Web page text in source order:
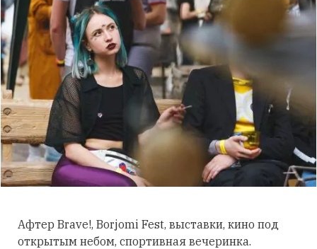
Афтер Brave!, Borjomi Fest, выставки, кино под
открытым небом, спортивная вечеринка.